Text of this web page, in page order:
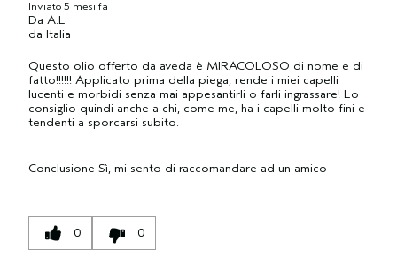
Inviato 5 mesi fa
Da A.L
da Italia
Questo olio offerto da aveda è MIRACOLOSO di nome e di
fatto!!!!!! Applicato prima della piega, rende i miei capelli
lucenti e morbidi senza mai appesantirli o farli ingrassare! Lo
consiglio quindi anche a chi, come me, ha i capelli molto fini e
tendenti a sporcarsi subito.
Conclusione Sì, mi sento di raccomandare ad un amico
0 0